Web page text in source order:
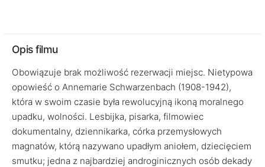
Opis filmu
Obowiązuje brak możliwość rezerwacji miejsc. Nietypowa
opowieść o Annemarie Schwarzenbach (1908-1942),
która w swoim czasie była rewolucyjną ikoną moralnego
upadku, wolności. Lesbijka, pisarka, filmowiec
dokumentalny, dziennikarka, córka przemysłowych
magnatów, którą nazywano upadłym aniołem, dziecięciem
smutku; jedna z najbardziej androginicznych osób dekady